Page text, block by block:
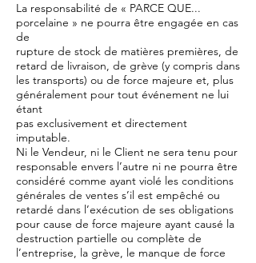
La responsabilité de « PARCE QUE...
porcelaine » ne pourra être engagée en cas
de
rupture de stock de matières premières, de
retard de livraison, de grève (y compris dans
les transports) ou de force majeure et, plus
généralement pour tout événement ne lui
étant
pas exclusivement et directement
imputable.
Ni le Vendeur, ni le Client ne sera tenu pour
responsable envers l’autre ni ne pourra être
considéré comme ayant violé les conditions
générales de ventes s’il est empêché ou
retardé dans l’exécution de ses obligations
pour cause de force majeure ayant causé la
destruction partielle ou complète de
l’entreprise, la grève, le manque de force